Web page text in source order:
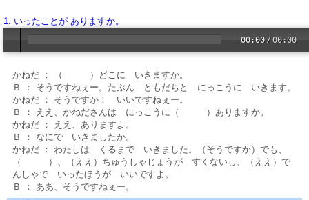
1. いったことが ありますか。
00:00 /00:00
かねだ ： （ ）どこに いきますか。
Ｂ ： そうですねぇー。たぶん ともだちと にっこうに いきます。
かねだ ： そうですか！ いいですねぇー。
Ｂ ： ええ、かねださんは にっこうに（ ）ありますか。
かねだ ： ええ、ありますよ。
Ｂ ： なにで いきましたか。
かねだ ： わたしは くるまで いきました。（そうですか）でも、
（ ）、（ええ）ちゅうしゃじょうが すくないし、（ええ）で
んしゃで いったほうが いいですよ。
Ｂ ： ああ、そうですねぇー。